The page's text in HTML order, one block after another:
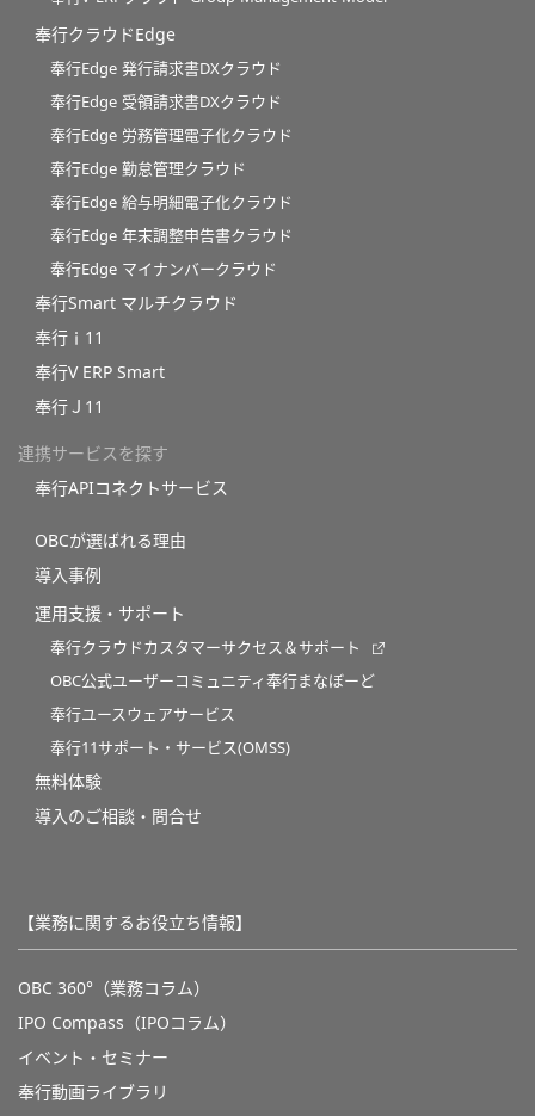
奉行クラウドEdge
奉行Edge 発行請求書DXクラウド
奉行Edge 受領請求書DXクラウド
奉行Edge 労務管理電子化クラウド
奉行Edge 勤怠管理クラウド
奉行Edge 給与明細電子化クラウド
奉行Edge 年末調整申告書クラウド
奉行Edge マイナンバークラウド
奉行Smart マルチクラウド
奉行ｉ11
奉行V ERP Smart
奉行Ｊ11
連携サービスを探す
奉行APIコネクトサービス
OBCが選ばれる理由
導入事例
運用支援・サポート
奉行クラウドカスタマーサクセス＆サポート
OBC公式ユーザーコミュニティ奉行まなぼーど
奉行ユースウェアサービス
奉行11サポート・サービス(OMSS)
無料体験
導入のご相談・問合せ
【業務に関するお役立ち情報】
OBC 360°（業務コラム）
IPO Compass（IPOコラム）
イベント・セミナー
奉行動画ライブラリ